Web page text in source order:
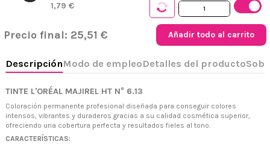
1,79 €
Precio final: 25,51 € Añadir todo al carrito
TINTE L'ORÉAL MAJIREL HT N° 6.13
Coloración permanente profesional diseñada para conseguir colores
intensos, vibrantes y duraderos gracias a su calidad cosmética superior,
ofreciendo una cobertura perfecta y resultados fieles al tono.
CARACTERÍSTICAS: